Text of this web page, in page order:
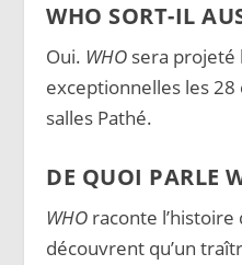
WHO SORT-IL
Oui. WHO sera projeté
exceptionnelles les
salles Pathé.
DE QUOI PARLE
WHO raconte
découvrent qu’un